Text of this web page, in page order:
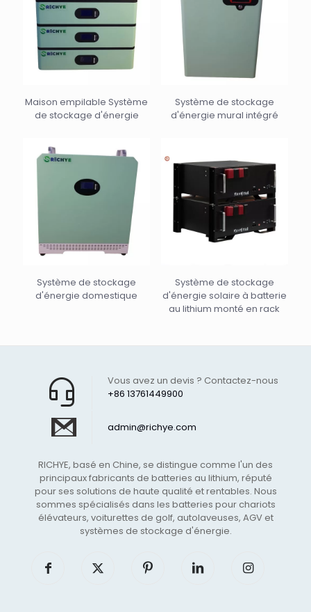
Maison empilable Système
de stockage d'énergie
Système de stockage
d'énergie mural intégré
Système de stockage
d'énergie domestique
Système de stockage
d'énergie solaire à batterie
au lithium monté en rack
+86 13761449900
Vous avez un devis ? Contactez-nous
admin@richye.com
RICHYE, basé en Chine, se distingue comme l'un des
principaux fabricants de batteries au lithium, réputé
pour ses solutions de haute qualité et rentables. Nous
sommes spécialisés dans les batteries pour chariots
élévateurs, voiturettes de golf, autolaveuses, AGV et
systèmes de stockage d'énergie.